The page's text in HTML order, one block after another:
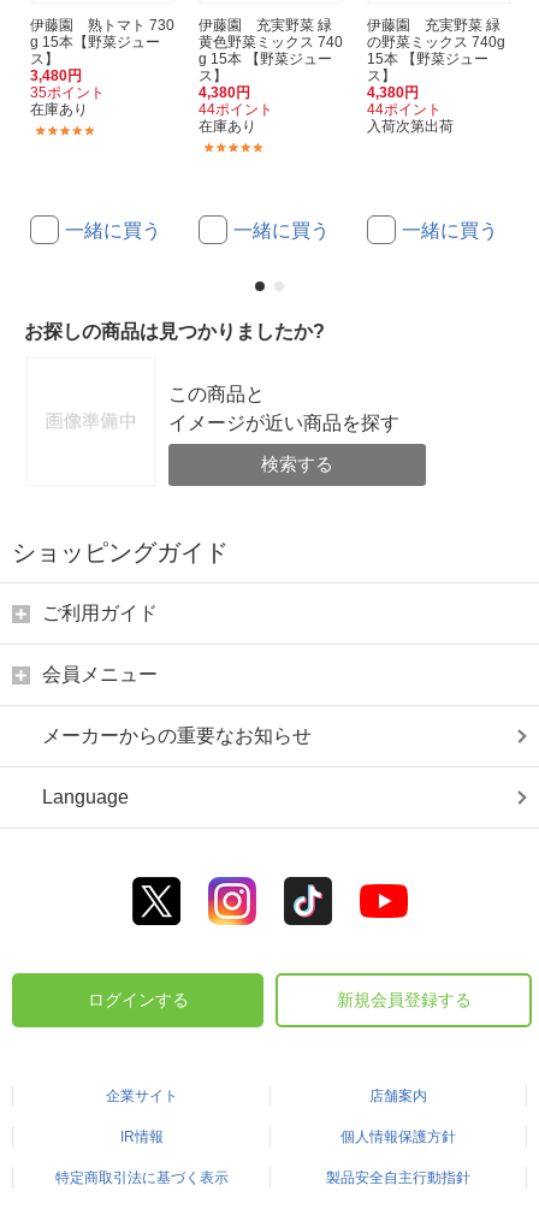
伊藤園 熟トマト 730
g 15本【野菜ジュー
ス】
3,480円
35ポイント
在庫あり
一緒に買う
伊藤園 充実野菜 緑
黄色野菜ミックス 740
g 15本 【野菜ジュー
ス】
4,380円
44ポイント
在庫あり
一緒に買う
伊藤園 充実野菜 緑
の野菜ミックス 740g
15本 【野菜ジュー
ス】
4,380円
44ポイント
入荷次第出荷
一緒に買う
お探しの商品は見つかりましたか?
この商品と
イメージが近い商品を探す
検索する
ショッピングガイド
ご利用ガイド
会員メニュー
メーカーからの重要なお知らせ
Language
ログインする 新規会員登録する
企業サイト 店舗案内
IR情報 個人情報保護方針
特定商取引法に基づく表示 製品安全自主行動指針